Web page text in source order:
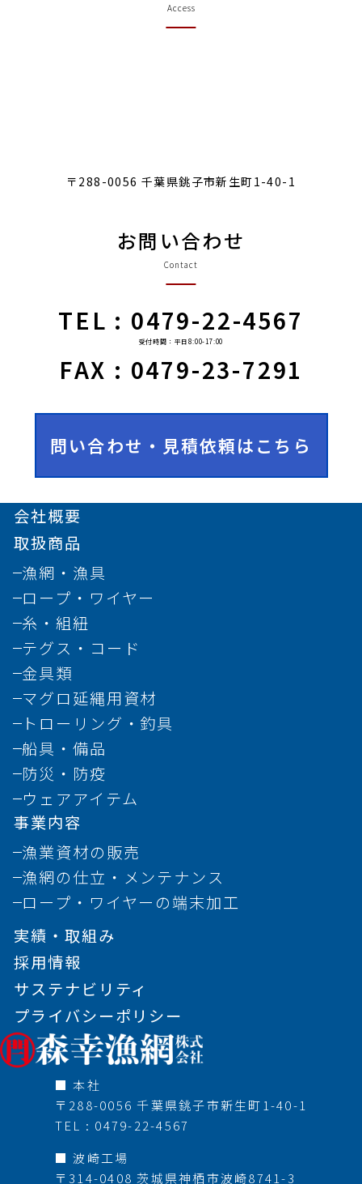
Access
〒288-0056 千葉県銚子市新生町1-40-1
お問い合わせ
Contact
TEL : 0479-22-4567
受付時間：平日8:00-17:00
FAX : 0479-23-7291
問い合わせ・見積依頼はこちら
■ 本社
〒288-0056 千葉県銚子市新生町1-40-1
TEL : 0479-22-4567
■ 波崎工場
〒314-0408 茨城県神栖市波崎8741-3
会社概要
取扱商品
漁網・漁具
ロープ・ワイヤー
糸・組紐
テグス・コード
金具類
マグロ延縄用資材
トローリング・釣具
船具・備品
防災・防疫
ウェアアイテム
事業内容
漁業資材の販売
漁網の仕立・メンテナンス
ロープ・ワイヤーの端末加工
実績・取組み
採用情報
サステナビリティ
プライバシーポリシー